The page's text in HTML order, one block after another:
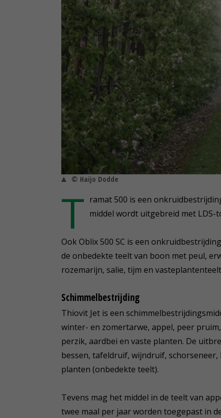
© Haijo Dodde
T ramat 500 is een
middel wordt uitgebreid met LDS-
Ook Oblix 500 SC is een
de onbedekte teelt van boon met peul,
rozemarijn, salie, tijm en
Schimmelbestrijding
Thiovit Jet is een
winter- en zomertarwe, appel, peer
perzik, aardbei en vaste planten. De
bessen, tafeldruif, wijndruif,
planten (onbedekte teelt).
Tevens mag het middel in de teelt van
twee maal per jaar worden toegepast in